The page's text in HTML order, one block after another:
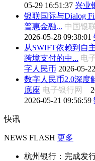
05-29 16:51:37 兴业
银联国际与Dialog
普惠金融... 中国银
2026-05-28 09:38:01
从SWIFT依赖到自
跨境支付的中... 电
字人民币 2026-05-
数字人民币2.0深度
底座 电子银行网
2026-05-21 09:56:59
快讯
NEWS FLASH 更多
杭州银行：完成发